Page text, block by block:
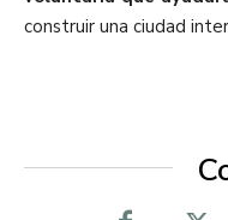
construir una ciudad